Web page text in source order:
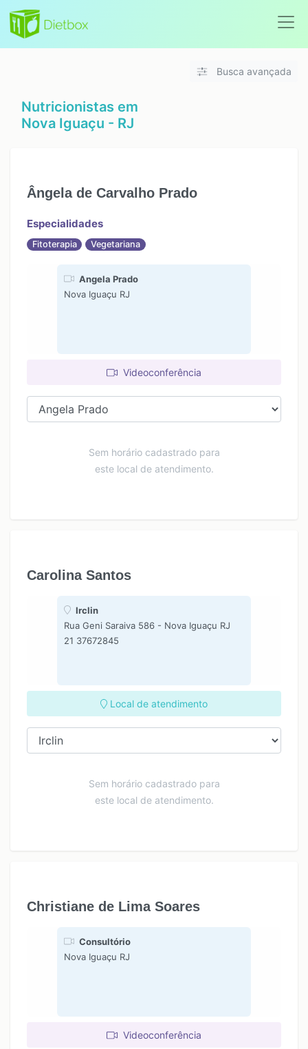
Busca avançada
Nutricionistas em
Nova Iguaçu - RJ
Ângela de Carvalho Prado
Especialidades
Fitoterapia Vegetariana
Angela Prado
Nova Iguaçu RJ
Videoconferência
Sem horário cadastrado para
este local de atendimento.
Carolina Santos
Irclin
Rua Geni Saraiva 586 - Nova Iguaçu RJ
21 37672845
Local de atendimento
Sem horário cadastrado para
este local de atendimento.
Christiane de Lima Soares
Consultório
Nova Iguaçu RJ
Videoconferência